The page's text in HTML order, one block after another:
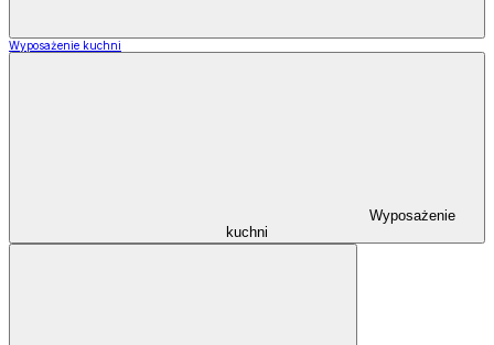
Wyposażenie kuchni
Wyposażenie
kuchni